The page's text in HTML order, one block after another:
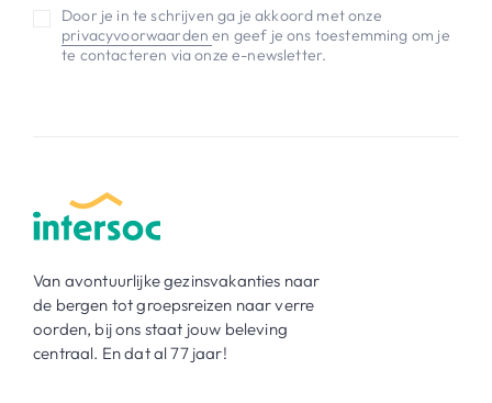
Door je in te schrijven ga je akkoord met onze
privacyvoorwaardenen geef je ons toestemming om je
te contacteren via onze e-newsletter.
Van avontuurlijke gezinsvakanties naar
de bergen tot groepsreizen naar verre
oorden, bij ons staat jouw beleving
centraal. En dat al 77 jaar!